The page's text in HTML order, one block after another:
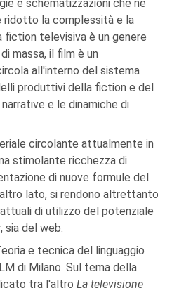
e schematizzazioni che ne
ridotto la complessità e la
fiction televisiva è un genere
massa, il film è un
all'interno del sistema
produttivi della fiction e del
e le dinamiche di
circolante attualmente in
stimolante ricchezza di
di nuove formule del
lato, si rendono altrettanto
di utilizzo del potenziale
sia del web.
e tecnica del linguaggio
di Milano. Sul tema della
tra l'altro La televisione